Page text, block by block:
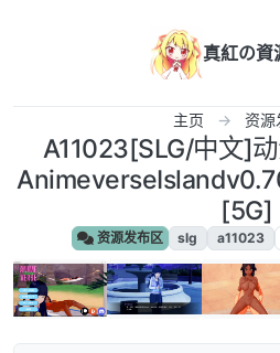
真紅の資
主页 资源
A11023[SLG/中文]
[5G]
资源发布区 slg a11023